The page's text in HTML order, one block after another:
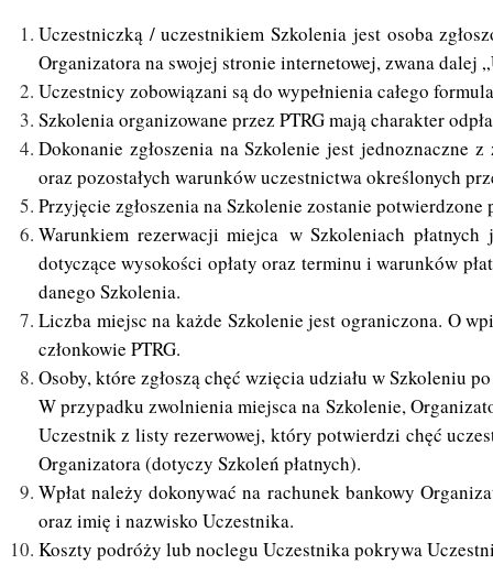
Uczestniczką / uczestnikiem Szkolenia jest osoba
Organizatora na swojej stronie internetowej, zwana dalej „
Uczestnicy zobowiązani są do wypełnienia całego
Szkolenia organizowane przez PTRG mają charakter
Dokonanie zgłoszenia na Szkolenie jest jednoznaczne
oraz pozostałych warunków uczestnictwa określonych
Przyjęcie zgłoszenia na Szkolenie zostanie
Warunkiem rezerwacji miejca w Szkoleniach płatnych
dotyczące wysokości opłaty oraz terminu i warunków
danego Szkolenia.
Liczba miejsc na każde Szkolenie jest ograniczona. O
członkowie PTRG.
Osoby, które zgłoszą chęć wzięcia udziału w Szkoleniu
W przypadku zwolnienia miejsca na Szkolenie,
Uczestnik z listy rezerwowej, który potwierdzi chęć
Organizatora (dotyczy Szkoleń płatnych).
Wpłat należy dokonywać na rachunek bankowy
oraz imię i nazwisko Uczestnika.
Koszty podróży lub noclegu Uczestnika pokrywa